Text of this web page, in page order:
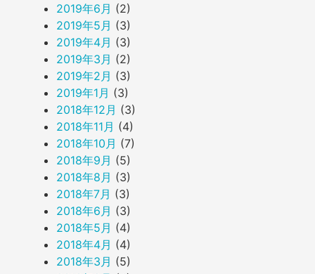
2019年6月 (2)
2019年5月 (3)
2019年4月 (3)
2019年3月 (2)
2019年2月 (3)
2019年1月 (3)
2018年12月 (3)
2018年11月 (4)
2018年10月 (7)
2018年9月 (5)
2018年8月 (3)
2018年7月 (3)
2018年6月 (3)
2018年5月 (4)
2018年4月 (4)
2018年3月 (5)